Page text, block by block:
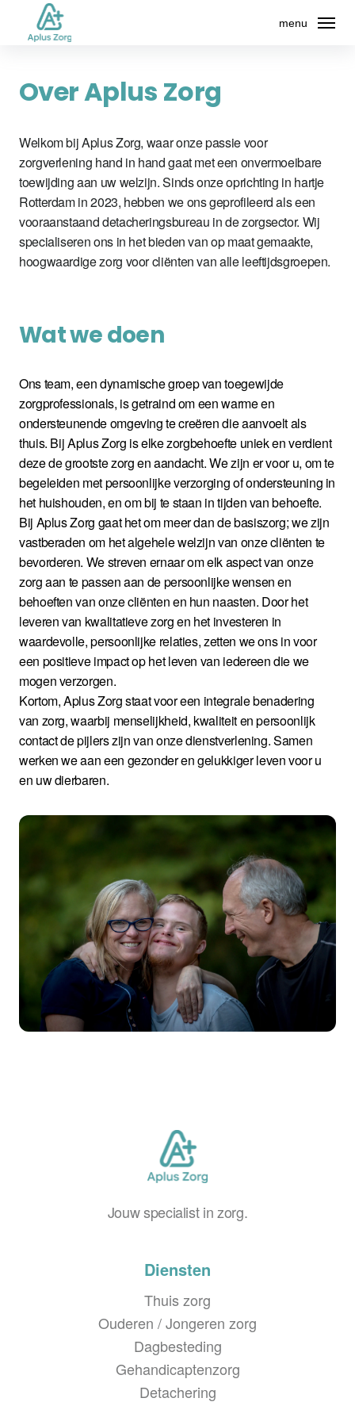
menu
Diensten
Contact
Over Aplus Zorg
Welkom bij Aplus Zorg, waar onze passie voor
zorgverlening hand in hand gaat met een onvermoeibare
toewijding aan uw welzijn. Sinds onze oprichting in hartje
Rotterdam in 2023, hebben we ons geprofileerd als een
vooraanstaand detacheringsbureau in de zorgsector. Wij
specialiseren ons in het bieden van op maat gemaakte,
hoogwaardige zorg voor cliënten van alle leeftijdsgroepen.
Wat we doen
Ons team, een dynamische groep van toegewijde
zorgprofessionals, is getraind om een warme en
ondersteunende omgeving te creëren die aanvoelt als
thuis. Bij Aplus Zorg is elke zorgbehoefte uniek en verdient
deze de grootste zorg en aandacht. We zijn er voor u, om te
begeleiden met persoonlijke verzorging of ondersteuning in
het huishouden, en om bij te staan in tijden van behoefte.
Bij Aplus Zorg gaat het om meer dan de basiszorg; we zijn
vastberaden om het algehele welzijn van onze cliënten te
bevorderen. We streven ernaar om elk aspect van onze
zorg aan te passen aan de persoonlijke wensen en
behoeften van onze cliënten en hun naasten. Door het
leveren van kwalitatieve zorg en het investeren in
waardevolle, persoonlijke relaties, zetten we ons in voor
een positieve impact op het leven van iedereen die we
mogen verzorgen.
Kortom, Aplus Zorg staat voor een integrale benadering
van zorg, waarbij menselijkheid, kwaliteit en persoonlijk
contact de pijlers zijn van onze dienstverlening. Samen
werken we aan een gezonder en gelukkiger leven voor u
en uw dierbaren.
Jouw specialist in zorg.
Diensten
Thuis zorg
Ouderen / Jongeren zorg
Dagbesteding
Gehandicapten­zorg
Detachering